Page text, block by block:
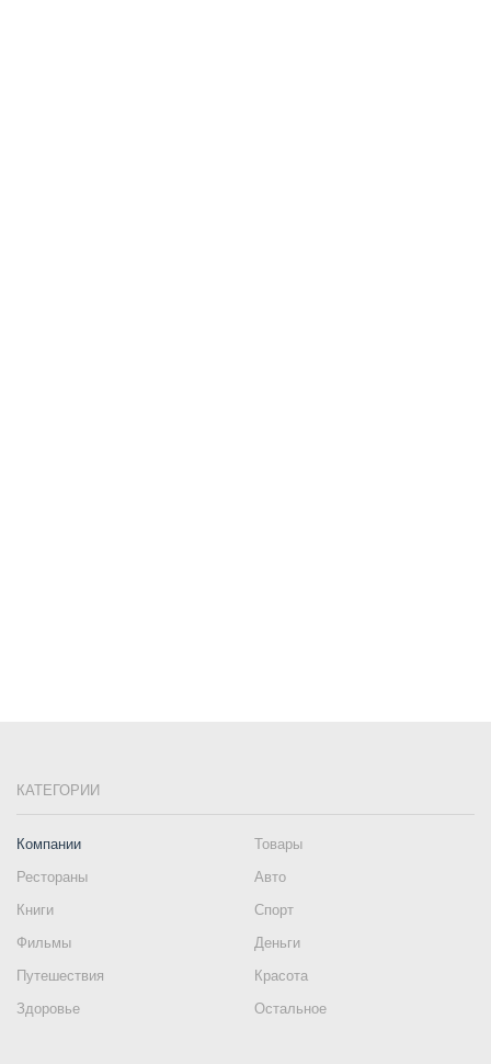
КАТЕГОРИИ
Компании
Товары
Рестораны
Авто
Книги
Спорт
Фильмы
Деньги
Путешествия
Красота
Здоровье
Остальное